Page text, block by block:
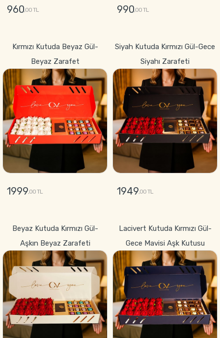
960,00 TL 990,00 TL
Kırmızı Kutuda Beyaz Gül-
Beyaz Zarafet
1999,00 TL
Siyah Kutuda Kırmızı Gül-Gece
Siyahı Zarafeti
1949,00 TL
Beyaz Kutuda Kırmızı Gül-
Aşkın Beyaz Zarafeti
Lacivert Kutuda Kırmızı Gül-
Gece Mavisi Aşk Kutusu